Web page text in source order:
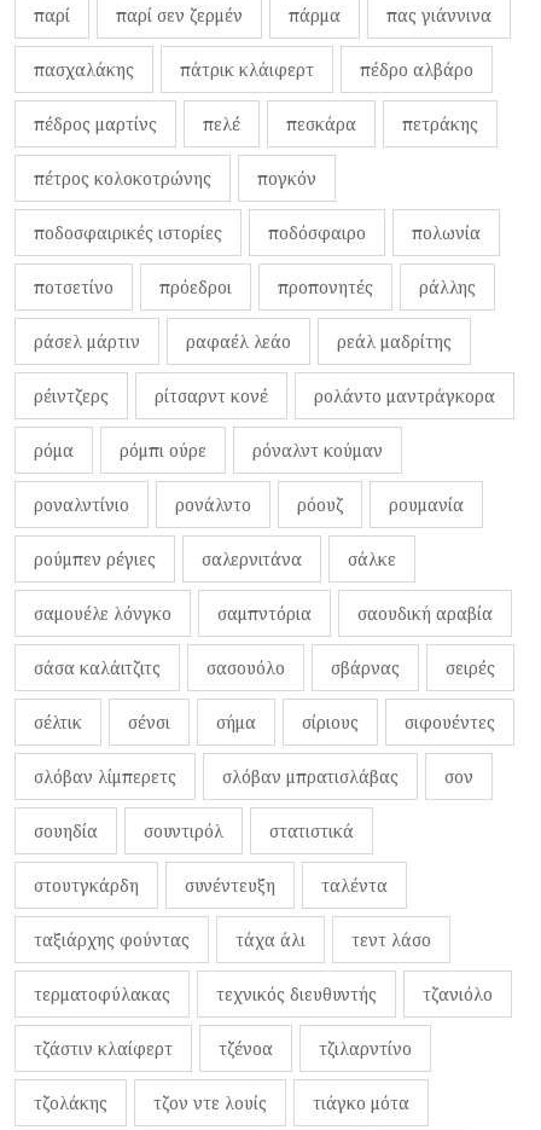
παρί παρί σεν ζερμέν πάρμα πας γιάννινα
πασχαλάκης πάτρικ κλάιφερτ πέδρο αλβάρο
πέδρος μαρτίνς πελέ πεσκάρα πετράκης
πέτρος κολοκοτρώνης πογκόν
ποδοσφαιρικές ιστορίες ποδόσφαιρο πολωνία
ποτσετίνο πρόεδροι προπονητές ράλλης
ράσελ μάρτιν ραφαέλ λεάο ρεάλ μαδρίτης
ρέιντζερς ρίτσαρντ κονέ ρολάντο μαντράγκορα
ρόμα ρόμπι ούρε ρόναλντ κούμαν
ροναλντίνιο ρονάλντο ρόουζ ρουμανία
ρούμπεν ρέγιες σαλερνιτάνα σάλκε
σαμουέλε λόνγκο σαμπντόρια σαουδική αραβία
σάσα καλάιτζιτς σασουόλο σβάρνας σειρές
σέλτικ σένσι σήμα σίριους σιφουέντες
σλόβαν λίμπερετς σλόβαν μπρατισλάβας σον
σουηδία σουντιρόλ στατιστικά
στουτγκάρδη συνέντευξη ταλέντα
ταξιάρχης φούντας τάχα άλι τεντ λάσο
τερματοφύλακας τεχνικός διευθυντής τζανιόλο
τζάστιν κλαίφερτ τζένοα τζιλαρντίνο
τζολάκης τζον ντε λουίς τιάγκο μότα